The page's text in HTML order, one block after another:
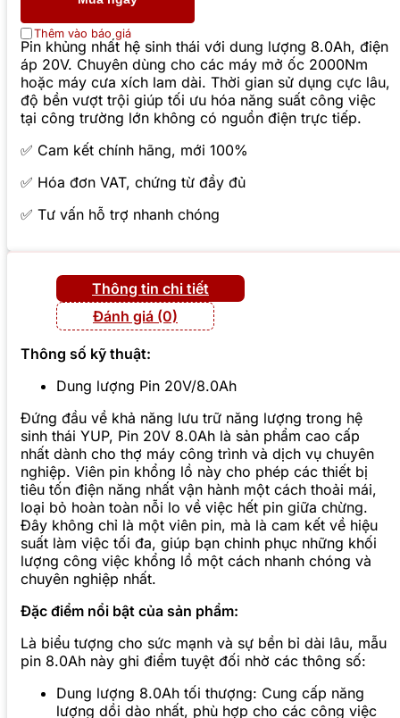
Thêm vào báo giá
Pin khủng nhất hệ sinh thái với dung lượng 8.0Ah, điện
áp 20V. Chuyên dùng cho các máy mở ốc 2000Nm
hoặc máy cưa xích lam dài. Thời gian sử dụng cực lâu,
độ bền vượt trội giúp tối ưu hóa năng suất công việc
tại công trường lớn không có nguồn điện trực tiếp.
✅ Cam kết chính hãng, mới 100%
✅ Hóa đơn VAT, chứng từ đầy đủ
✅ Tư vấn hỗ trợ nhanh chóng
Thông tin chi tiết
Đánh giá (0)
Thông số kỹ thuật:
Dung lượng Pin 20V/8.0Ah
Đứng đầu về khả năng lưu trữ năng lượng trong hệ
sinh thái YUP, Pin 20V 8.0Ah là sản phẩm cao cấp
nhất dành cho thợ máy công trình và dịch vụ chuyên
nghiệp. Viên pin khổng lồ này cho phép các thiết bị
tiêu tốn điện năng nhất vận hành một cách thoải mái,
loại bỏ hoàn toàn nỗi lo về việc hết pin giữa chừng.
Đây không chỉ là một viên pin, mà là cam kết về hiệu
suất làm việc tối đa, giúp bạn chinh phục những khối
lượng công việc khổng lồ một cách nhanh chóng và
chuyên nghiệp nhất.
Đặc điểm nổi bật của sản phẩm:
Là biểu tượng cho sức mạnh và sự bền bỉ dài lâu, mẫu
pin 8.0Ah này ghi điểm tuyệt đối nhờ các thông số:
Dung lượng 8.0Ah tối thượng: Cung cấp năng
lượng dồi dào nhất, phù hợp cho các công việc